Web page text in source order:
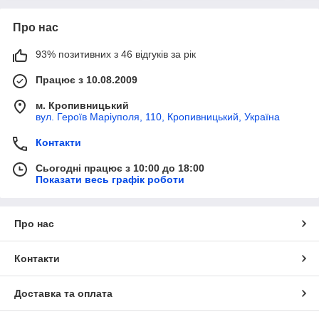
Про нас
93% позитивних з 46 відгуків за рік
Працює з 10.08.2009
м. Кропивницький
вул. Героїв Маріуполя, 110, Кропивницький, Україна
Контакти
Сьогодні працює з 10:00 до 18:00
Показати весь графік роботи
Про нас
Контакти
Доставка та оплата